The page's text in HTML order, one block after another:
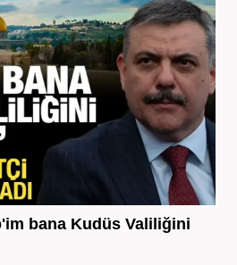
bana Kudüs Valiliğini